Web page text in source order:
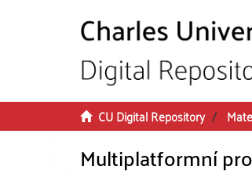
CU Digital Repository
Multiplatformní